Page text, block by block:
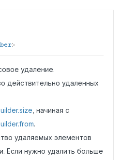
>
удаление.
действительно удаленных
, начиная с
.
удаляемых элементов
Если нужно удалить больше